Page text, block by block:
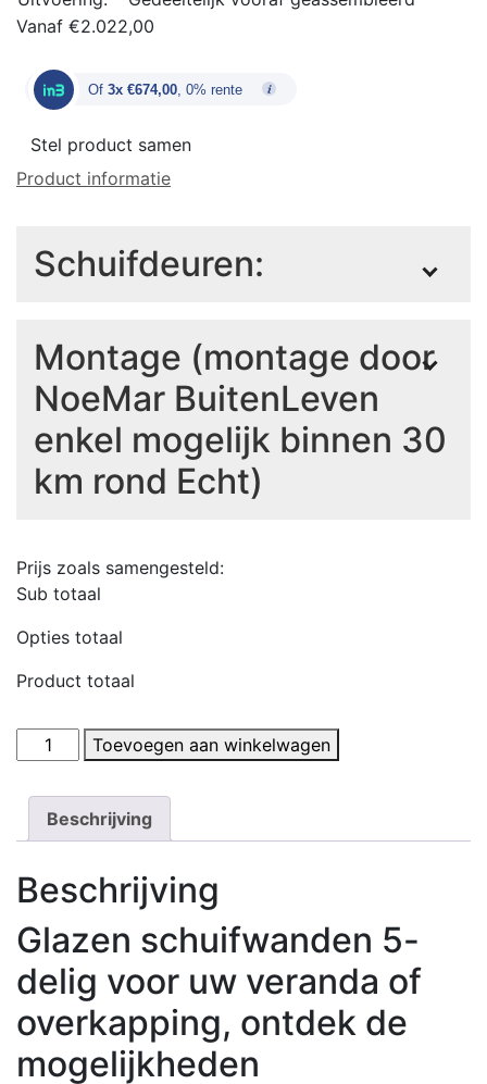
Vanaf €2.022,00
Of 3x €674,00, 0% rente
Stel product samen
Product informatie
Schuifdeuren:
maatwerk!!
Om een goed product te
leveren is het van belang alle
velden te doorlopen.
geselecteerd wordt de
volgende optie zichtbaar.
Geef hier de breedte van de
Hoogte ingeven:
*
Geef hier de hoogte van de
schuifdeur in.
Montage (montage door
NoeMar BuitenLeven
enkel mogelijk binnen 30
km rond Echt)
Prijs zoals samengesteld:
Sub totaal
Opties totaal
Product totaal
Glazen
schuifwanden
5-
delig
(b
x
h)
4.1
x
2.0
meter
loopdeur
links
aantal
Toevoegen aan winkelwagen
Beschrijving
Beschrijving
Glazen schuifwanden 5-
delig voor uw veranda of
overkapping, ontdek de
mogelijkheden